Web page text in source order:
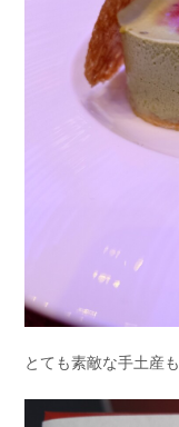
とても素敵な手土産